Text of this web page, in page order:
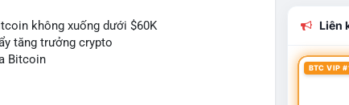
không xuống dưới $60K
tăng trưởng crypto
Bitcoin
Liên
BTC VIP